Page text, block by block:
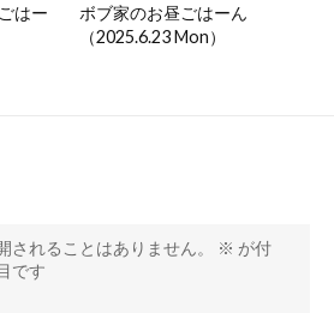
はー
ボブ家のお昼ごはーん
（2025.6.23 Mon）
されることはありません。 ※ が付
です